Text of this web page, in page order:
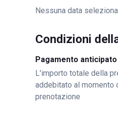
Nessuna data
Condizioni
Pagamento anticipato
L'importo totale della
addebitato al momento
prenotazione